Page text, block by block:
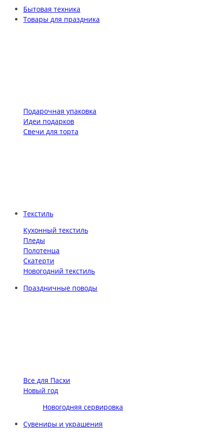
Бытовая техника
Товары для праздника
Подарочная упаковка
Идеи подарков
Свечи для торта
Текстиль
Кухонный текстиль
Пледы
Полотенца
Скатерти
Новогодний текстиль
Праздничные поводы
Все для Пасхи
Новый год
Новогодняя сервировка
Сувениры и украшения